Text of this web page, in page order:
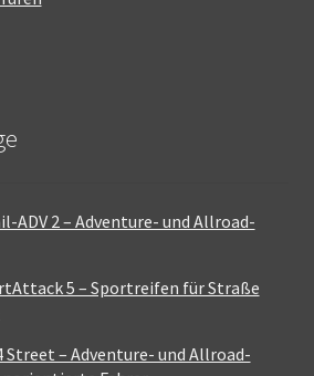
ADV 2 – Adventure- und Allroad-
5 – Sportreifen für Straße
Street – Adventure- und Allroad-